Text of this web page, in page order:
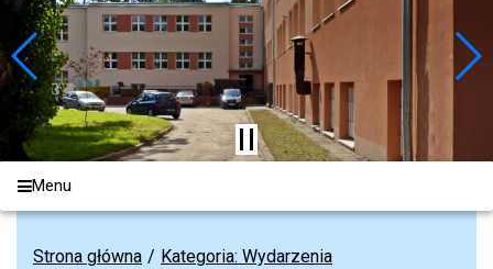
Menu
Strona główna
Kategoria: Wydarzenia